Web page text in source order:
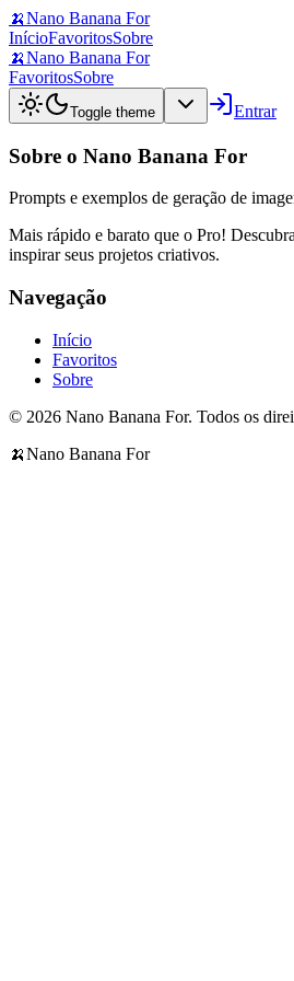
🍌Nano Banana For
InícioFavoritosSobre
🍌Nano Banana For
FavoritosSobre
Toggle theme Entrar
Sobre o Nano Banana For
Prompts e exemplos de geração de
Mais rápido e barato que o Pro!
inspirar seus projetos criativos.
Navegação
Início
Favoritos
Sobre
© 2026 Nano Banana For. Todos os
🍌Nano Banana For